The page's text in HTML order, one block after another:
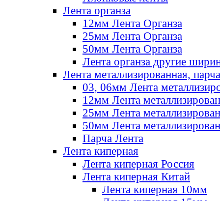
Лента органза
12мм Лента Органза
25мм Лента Органза
50мм Лента Органза
Лента органза другие
Лента металлизированная, парча
03, 06мм Лента
12мм Лента
25мм Лента
50мм Лента
Парча Лента
Лента киперная
Лента киперная Россия
Лента киперная Китай
Лента киперная 10мм